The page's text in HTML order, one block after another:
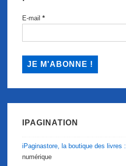
E-mail *
IPAGINATION
iPaginastore, la boutique des livres :
numérique